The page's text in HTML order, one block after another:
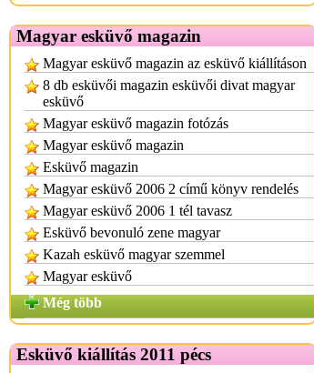
Magyar esküvő magazin
Magyar esküvő magazin az esküvő kiállításon
8 db esküvői magazin esküvői divat magyar
esküvő
Magyar esküvő magazin fotózás
Magyar esküvő magazin
Esküvő magazin
Magyar esküvő 2006 2 című könyv rendelés
Magyar esküvő 2006 1 tél tavasz
Esküvő bevonuló zene magyar
Kazah esküvő magyar szemmel
Magyar esküvő
Még több
Esküvő kiállítás 2011 pécs